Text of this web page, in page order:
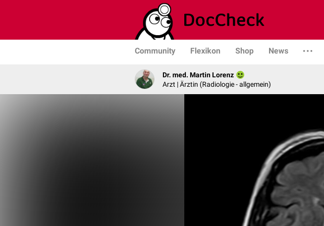
Community Flexikon Shop News
Dr. med. Martin Lorenz
Arzt | Ärztin (Radiologie - allgemein)